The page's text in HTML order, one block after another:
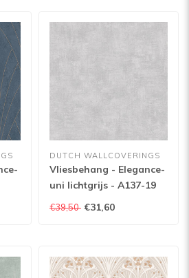
DUTCH WALLCOVERINGS
Vliesbehang - Elegance-
uni lichtgrijs - A137-19
€39,50 €31,60